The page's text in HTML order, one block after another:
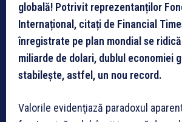
globală! Potrivit reprezentanților
Internațional, citați de Financial
înregistrate pe plan mondial se
miliarde de dolari, dublul economiei
stabilește, astfel, un nou record.
Valorile evidenţiază paradoxul